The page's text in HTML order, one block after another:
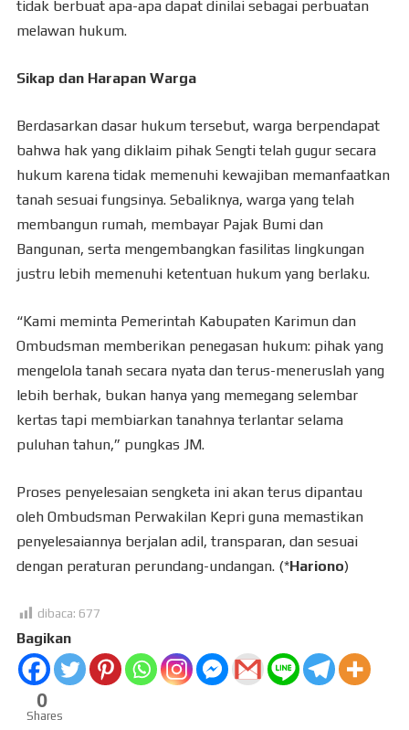
tidak berbuat apa-apa dapat dinilai sebagai perbuatan
melawan hukum.
Sikap dan Harapan Warga
Berdasarkan dasar hukum tersebut, warga berpendapat
bahwa hak yang diklaim pihak Sengti telah gugur secara
hukum karena tidak memenuhi kewajiban memanfaatkan
tanah sesuai fungsinya. Sebaliknya, warga yang telah
membangun rumah, membayar Pajak Bumi dan
Bangunan, serta mengembangkan fasilitas lingkungan
justru lebih memenuhi ketentuan hukum yang berlaku.
“Kami meminta Pemerintah Kabupaten Karimun dan
Ombudsman memberikan penegasan hukum: pihak yang
mengelola tanah secara nyata dan terus-meneruslah yang
lebih berhak, bukan hanya yang memegang selembar
kertas tapi membiarkan tanahnya terlantar selama
puluhan tahun,” pungkas JM.
Proses penyelesaian sengketa ini akan terus dipantau
oleh Ombudsman Perwakilan Kepri guna memastikan
penyelesaiannya berjalan adil, transparan, dan sesuai
dengan peraturan perundang-undangan. (*Hariono)
dibaca: 677
Bagikan
0
Shares